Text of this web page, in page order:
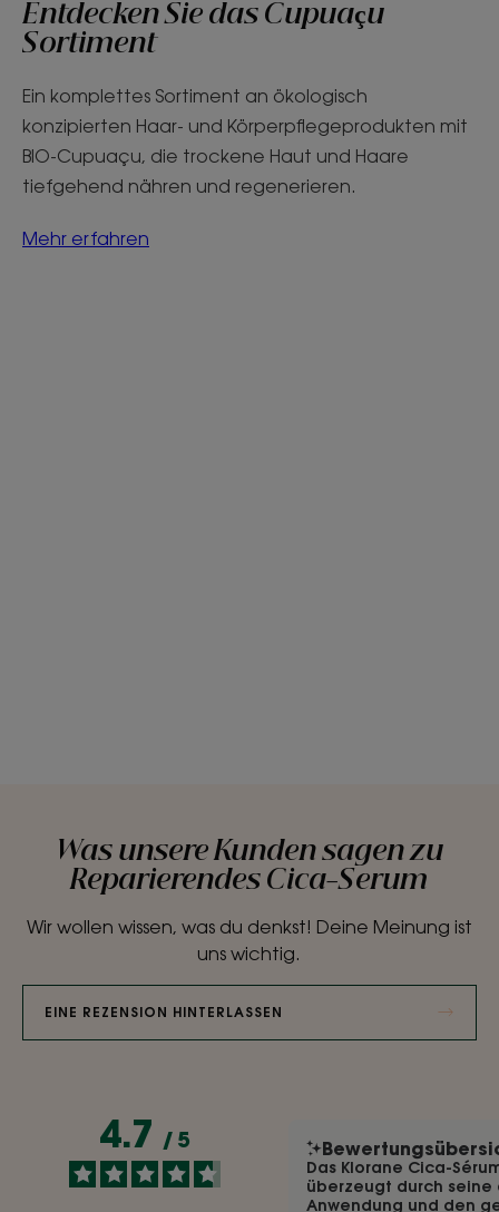
Entdecken Sie das Cupuaçu
Sortiment
Ein komplettes Sortiment an ökologisch
konzipierten Haar- und Körperpflegeprodukten mit
BIO-Cupuaçu, die trockene Haut und Haare
tiefgehend nähren und regenerieren.
Mehr erfahren
Was unsere Kunden sagen zu
Reparierendes Cica-Serum
Wir wollen wissen, was du denkst! Deine Meinung ist
uns wichtig.
EINE REZENSION HINTERLASSEN
4.7 / 5
Das Klorane Cica-
überzeugt durch seine
Anwendung und den